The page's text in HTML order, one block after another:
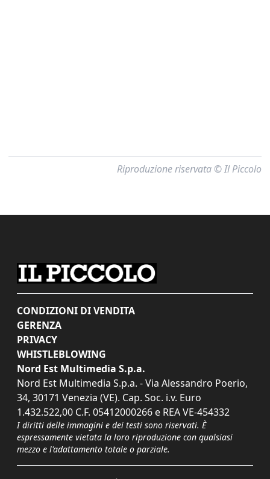
Riproduzione riservata © Il Piccolo
CONDIZIONI DI VENDITA
GERENZA
PRIVACY
WHISTLEBLOWING
Nord Est Multimedia S.p.a.
Nord Est Multimedia S.p.a. - Via Alessandro Poerio,
34, 30171 Venezia (VE). Cap. Soc. i.v. Euro
1.432.522,00 C.F. 05412000266 e REA VE-454332
I diritti delle immagini e dei testi sono riservati. È
espressamente vietata la loro riproduzione con qualsiasi
mezzo e l'adattamento totale o parziale.